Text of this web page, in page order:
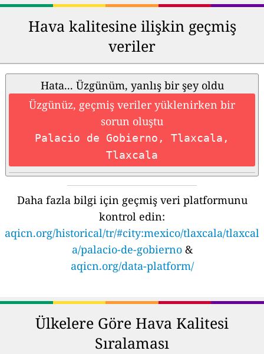
Hava kalitesine ilişkin geçmiş
veriler
Hata... Üzgünüm, yanlış bir şey oldu
Üzgünüz, geçmiş veriler yüklenirken bir
sorun oluştu
Palacio de Gobierno, Tlaxcala,
Tlaxcala
Daha fazla bilgi için geçmiş veri platformunu
kontrol edin:
aqicn.org/historical/tr/#city:mexico/tlaxcala/tlaxcal
a/palacio-de-gobierno&
aqicn.org/data-platform/
Ülkelere Göre Hava Kalitesi
Sıralaması